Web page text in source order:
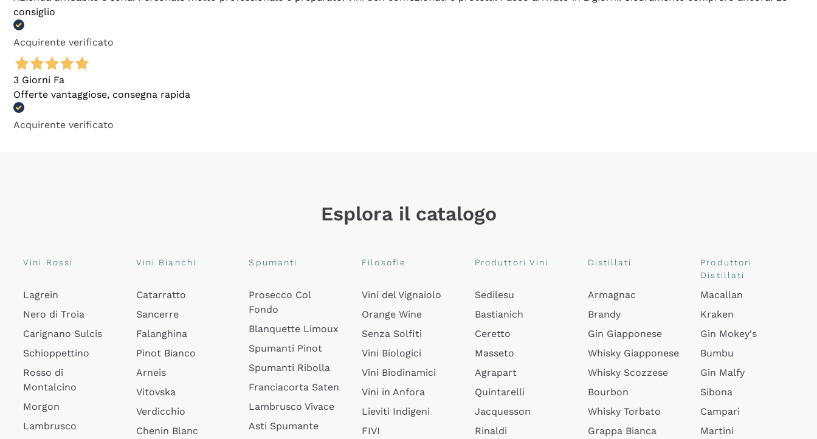
consiglio
Acquirente verificato
3 Giorni Fa
Offerte vantaggiose, consegna rapida
Acquirente verificato
Esplora il catalogo
Vini Rossi
Lagrein
Nero di Troia
Carignano Sulcis
Schioppettino
Rosso di
Montalcino
Morgon
Lambrusco
Vini Bianchi
Catarratto
Sancerre
Falanghina
Pinot Bianco
Arneis
Vitovska
Verdicchio
Chenin Blanc
Spumanti
Prosecco Col
Fondo
Blanquette Limoux
Spumanti Pinot
Spumanti Ribolla
Franciacorta Saten
Lambrusco Vivace
Asti Spumante
Filosofie
Vini del Vignaiolo
Orange Wine
Senza Solfiti
Vini Biologici
Vini Biodinamici
Vini in Anfora
Lieviti Indigeni
FIVI
Produttori Vini
Sedilesu
Bastianich
Ceretto
Masseto
Agrapart
Quintarelli
Jacquesson
Rinaldi
Distillati
Armagnac
Brandy
Gin Giapponese
Whisky Giapponese
Whisky Scozzese
Bourbon
Whisky Torbato
Grappa Bianca
Produttori
Distillati
Macallan
Kraken
Gin Mokey's
Bumbu
Gin Malfy
Sibona
Campari
Martini